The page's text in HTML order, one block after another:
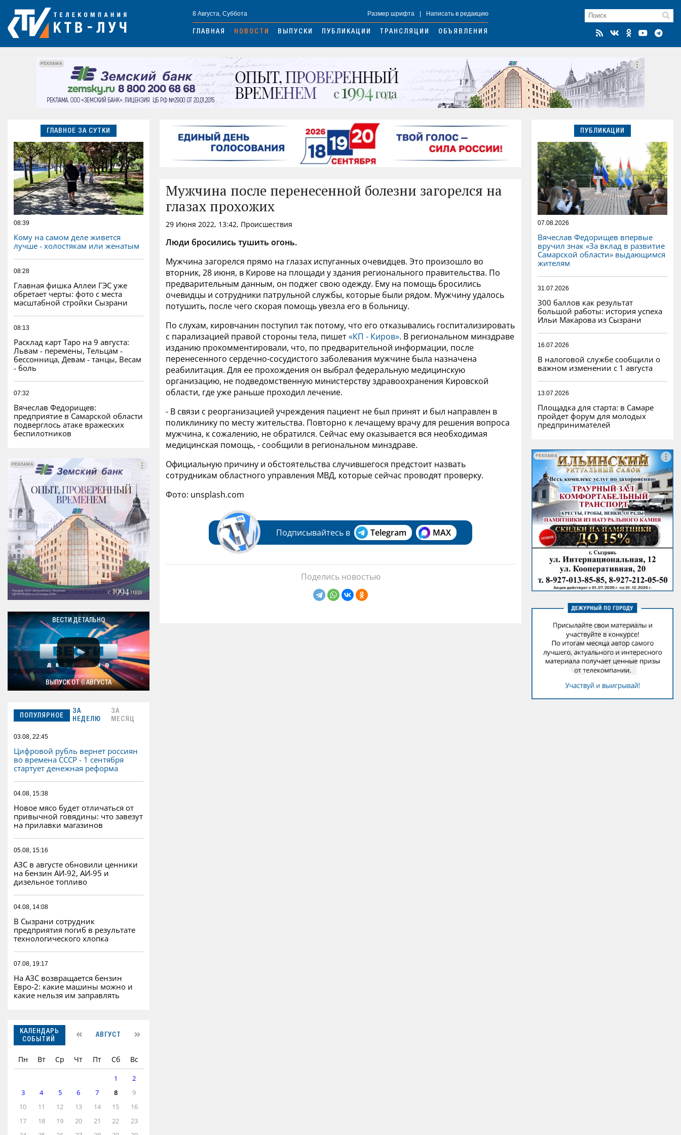
8 Августа, Суббота Размер шрифта Написать в редакцию
ГЛАВНАЯ НОВОСТИ ВЫПУСКИ ПУБЛИКАЦИИ ТРАНСЛЯЦИИ ОБЪЯВЛЕНИЯ
РЕКЛАМА
ГЛАВНОЕ ЗА СУТКИ
08:39
Кому на самом деле живется
лучше - холостякам или женатым
08:28
Главная фишка Аллеи ГЭС уже
обретает черты: фото с места
масштабной стройки Сызрани
08:13
Расклад карт Таро на 9 августа:
Львам - перемены, Тельцам -
бессонница, Девам - танцы, Весам
- боль
07:32
Вячеслав Федорищев:
предприятие в Самарской области
подверглось атаке вражеских
беспилотников
РЕКЛАМА
РЕКЛАМА
ВЕСТИ ДЕТАЛЬНО
ВЫПУСК ОТ 6 АВГУСТА
ПОПУЛЯРНОЕ
ЗА
НЕДЕЛЮ
ЗА
МЕСЯЦ
03.08, 22:45
Цифровой рубль вернет россиян
во времена СССР - 1 сентября
стартует денежная реформа
04.08, 15:38
Новое мясо будет отличаться от
привычной говядины: что завезут
на прилавки магазинов
05.08, 15:16
АЗС в августе обновили ценники
на бензин АИ-92, АИ-95 и
дизельное топливо
04.08, 14:08
В Сызрани сотрудник
предприятия погиб в результате
технологического хлопка
07.08, 19:17
На АЗС возвращается бензин
Евро‑2: какие машины можно и
какие нельзя им заправлять
КАЛЕНДАРЬ
СОБЫТИЙ
АВГУСТ
Пн Вт Ср Чт Пт Сб Вс
1
2
3
4 5 6 7 8
9
10
11 12 13 14 15
16
17
18 19 20 21 22
23
Мужчина после перенесенной болезни загорелся на
глазах прохожих
29 Июня 2022, 13:42, Происшествия
Люди бросились тушить огонь.
Мужчина загорелся прямо на глазах испуганных очевидцев. Это произошло во
вторник, 28 июня, в Кирове на площади у здания регионального правительства. По
предварительным данным, он поджег свою одежду. Ему на помощь бросились
очевидцы и сотрудники патрульной службы, которые были рядом. Мужчину удалось
потушить, после чего скорая помощь увезла его в больницу.
По слухам, кировчанин поступил так потому, что его отказывались госпитализировать
с парализацией правой стороны тела, пишет«КП - Киров». В региональном минздраве
изданию прокомментировали, что, по предварительной информации, после
перенесенного сердечно-сосудистого заболевания мужчине была назначена
реабилитация. Для ее прохождения он выбрал федеральную медицинскую
организацию, не подведомственную министерству здравоохранения Кировской
области, где уже раньше проходил лечение.
- В связи с реорганизацией учреждения пациент не был принят и был направлен в
поликлинику по месту жительства. Повторно к лечащему врачу для решения вопроса
мужчина, к сожалению, не обратился. Сейчас ему оказывается вся необходимая
медицинская помощь, - сообщили в региональном минздраве.
Официальную причину и обстоятельства случившегося предстоит назвать
сотрудникам областного управления МВД, которые сейчас проводят проверку.
Фото: unsplash.com
Подписывайтесь в Telegram MAX
Поделись новостью
ПУБЛИКАЦИИ
07.08.2026
Вячеслав Федорищев впервые
вручил знак «За вклад в развитие
Самарской области» выдающимся
жителям
31.07.2026
300 баллов как результат
большой работы: история успеха
Ильи Макарова из Сызрани
16.07.2026
В налоговой службе сообщили о
важном изменении с 1 августа
13.07.2026
Площадка для старта: в Самаре
пройдет форум для молодых
предпринимателей
РЕКЛАМА